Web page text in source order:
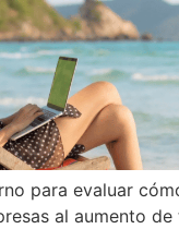
para evaluar
al aumento